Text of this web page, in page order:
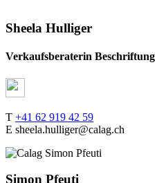
Sheela Hulliger
Verkaufsberaterin Beschriftung
T +41 62 919 42 59
E sheela.hulliger@calag.ch
Simon Pfeuti